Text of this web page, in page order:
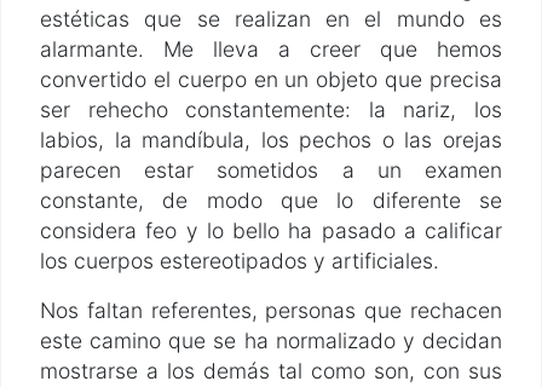
estéticas que se realizan en el mundo es
alarmante. Me lleva a creer que hemos
convertido el cuerpo en un objeto que precisa
ser rehecho constantemente: la nariz, los
labios, la mandíbula, los pechos o las orejas
parecen estar sometidos a un examen
constante, de modo que lo diferente se
considera feo y lo bello ha pasado a calificar
los cuerpos estereotipados y artificiales.
Nos faltan referentes, personas que rechacen
este camino que se ha normalizado y decidan
mostrarse a los demás tal como son, con sus